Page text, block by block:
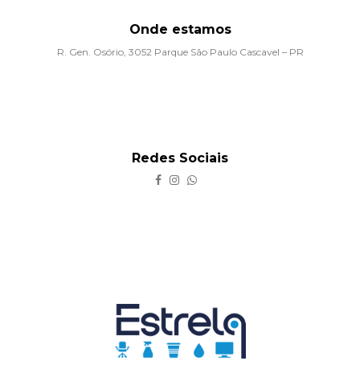
Onde estamos
R. Gen. Osório, 3052 Parque São Paulo Cascavel – PR
Redes Sociais